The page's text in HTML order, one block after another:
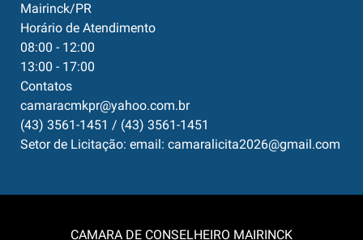
Mairinck/PR
Horário de Atendimento
08:00 - 12:00
13:00 - 17:00
Contatos
camaracmkpr@yahoo.com.br
(43) 3561-1451 / (43) 3561-1451
Setor de Licitação: email: camaralicita2026@gmail.com
CAMARA DE CONSELHEIRO MAIRINCK